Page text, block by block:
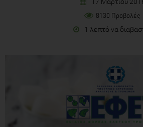
8130 Προβολές
1 λεπτό να